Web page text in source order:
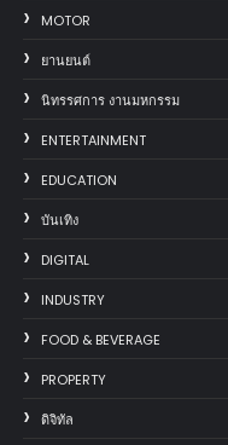
MOTOR
‎ยานยนต์‎
นิทรรศการ งานมหกรรม
ENTERTAINMENT
EDUCATION
บันเทิง
DIGITAL
INDUSTRY
FOOD & BEVERAGE
PROPERTY
ดิจิทัล